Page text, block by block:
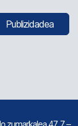
Publizidadea